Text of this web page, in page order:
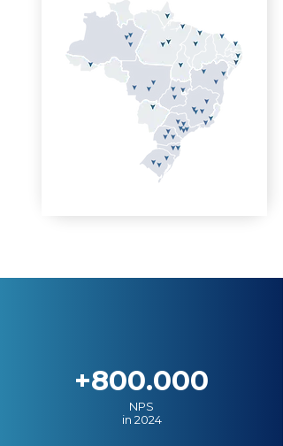
+800.000
NPS
in 2024